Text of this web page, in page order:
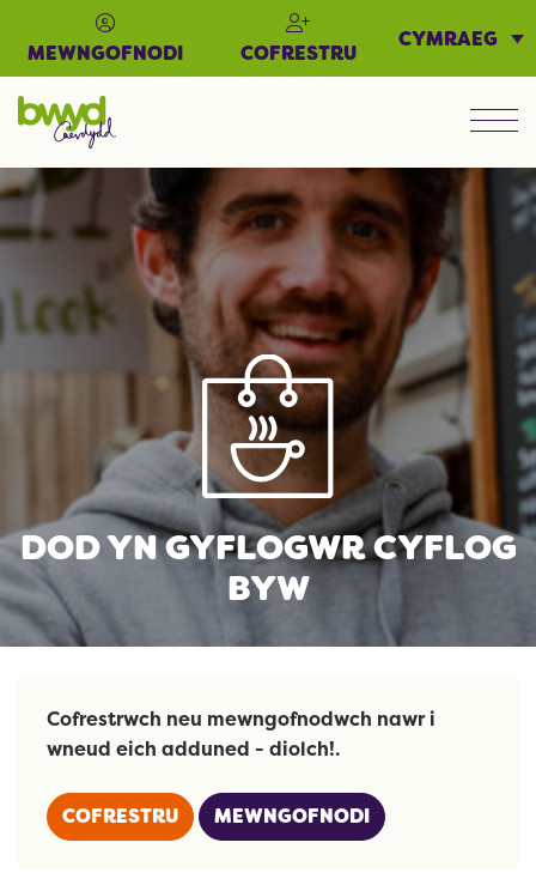
MEWNGOFNODI COFRESTRU
CYMRAEG
DOD YN GYFLOGWR CYFLOG
BYW
Cofrestrwch neu mewngofnodwch nawr i
wneud eich adduned - diolch!.
COFRESTRU MEWNGOFNODI